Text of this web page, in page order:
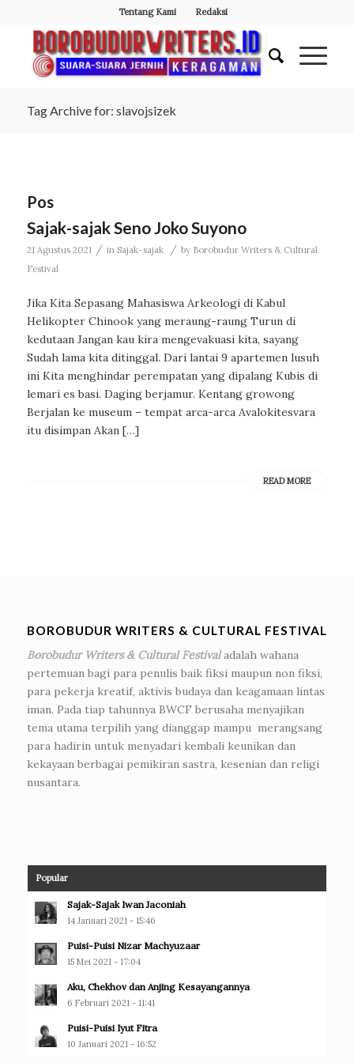
Tentang Kami Redaksi
Tag Archive for: slavojsizek
Pos
Sajak-sajak Seno Joko Suyono
21 Agustus 2021 / in Sajak-sajak / by Borobudur Writers & Cultural
Festival
Jika Kita Sepasang Mahasiswa Arkeologi di Kabul
Helikopter Chinook yang meraung-raung Turun di
kedutaan Jangan kau kira mengevakuasi kita, sayang
Sudah lama kita ditinggal. Dari lantai 9 apartemen lusuh
ini Kita menghindar perempatan yang dipalang Kubis di
lemari es basi. Daging berjamur. Kentang growong
Berjalan ke museum – tempat arca-arca Avalokitesvara
itu disimpan Akan […]
READ MORE
BOROBUDUR WRITERS & CULTURAL FESTIVAL
Borobudur Writers & Cultural Festivaladalah wahana
pertemuan bagi para penulis baik fiksi maupun non fiksi,
para pekerja kreatif, aktivis budaya dan keagamaan lintas
iman. Pada tiap tahunnya BWCF berusaha menyajikan
tema utama terpilih yang dianggap mampu merangsang
para hadirin untuk menyadari kembali keunikan dan
kekayaan berbagai pemikiran sastra, kesenian dan religi
nusantara.
Popular
Sajak-Sajak Iwan Jaconiah
14 Januari 2021 - 15:46
Puisi-Puisi Nizar Machyuzaar
15 Mei 2021 - 17:04
Aku, Chekhov dan Anjing Kesayangannya
6 Februari 2021 - 11:41
Puisi-Puisi Iyut Fitra
10 Januari 2021 - 16:52